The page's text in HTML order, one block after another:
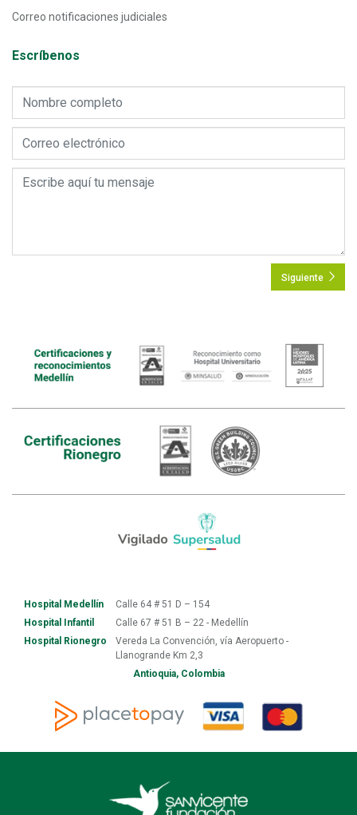
Correo notificaciones judiciales
Escríbenos
Siguiente
Hospital Medellín
Calle 64 # 51 D – 154
Hospital Infantil
Calle 67 # 51 B – 22 - Medellín
Hospital Rionegro
Vereda La Convención, vía Aeropuerto -
Llanogrande Km 2,3
Antioquia, Colombia